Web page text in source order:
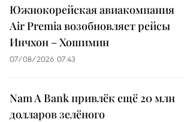
Южнокорейская авиакомпания
Air Premia возобновляет рейсы
Инчхон – Хошимин
07/08/2026 07:43
Nam A Bank привлёк ещё 20 млн
долларов зелёного